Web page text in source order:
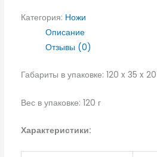
Категория: Ножи
Описание
Отзывы (0)
Габариты в упаковке: 120 x 35 x
Вес в упаковке: 120 г
Характеристики: